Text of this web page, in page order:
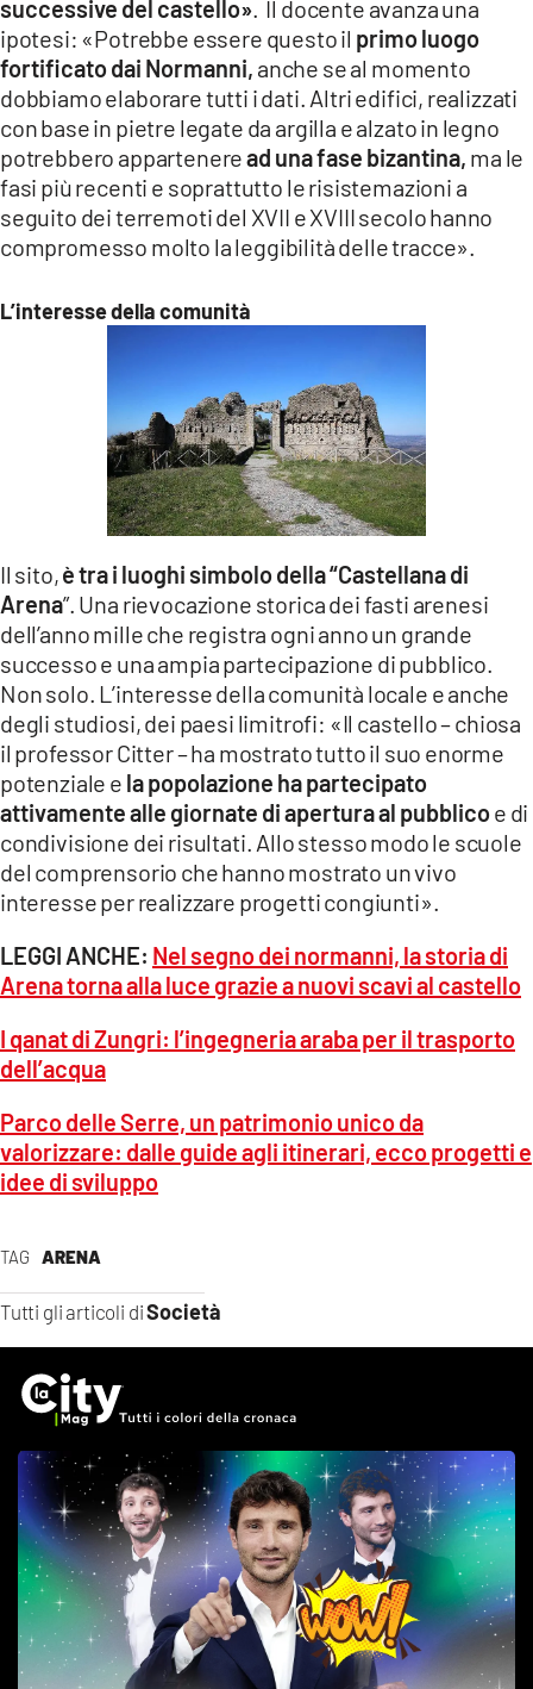
TAG ARENA
Tutti gli articoli diSocietà
successive del castello» . Il docente avanza una
ipotesi: «Potrebbe essere questo il primo luogo
fortificato dai Normanni, anche se al momento
dobbiamo elaborare tutti i dati. Altri edifici, realizzati
con base in pietre legate da argilla e alzato in legno
potrebbero apparteneread una fase bizantina, ma le
fasi più recenti e soprattutto le risistemazioni a
seguito dei terremoti del XVII e XVIII secolo hanno
compromesso molto la leggibilità delle tracce».
L’interesse della comunità
Il sito,è tra i luoghi simbolo della “Castellana di
Arena”. Una rievocazione storica dei fasti arenesi
dell’anno mille che registra ogni anno un grande
successo e una ampia partecipazione di pubblico.
Non solo. L’interesse della comunità locale e anche
degli studiosi, dei paesi limitrofi: «Il castello – chiosa
il professor Citter – ha mostrato tutto il suo enorme
potenziale e la popolazione ha partecipato
attivamente alle giornate di apertura al pubblicoe di
condivisione dei risultati. Allo stesso modo le scuole
del comprensorio che hanno mostrato un vivo
interesse per realizzare progetti congiunti».
LEGGI ANCHE: Nel segno dei normanni, la storia di
Arena torna alla luce grazie a nuovi scavi al castello
I qanat di Zungri: l’ingegneria araba per il trasporto
dell’acqua
Parco delle Serre, un patrimonio unico da
valorizzare: dalle guide agli itinerari, ecco progetti e
idee di sviluppo